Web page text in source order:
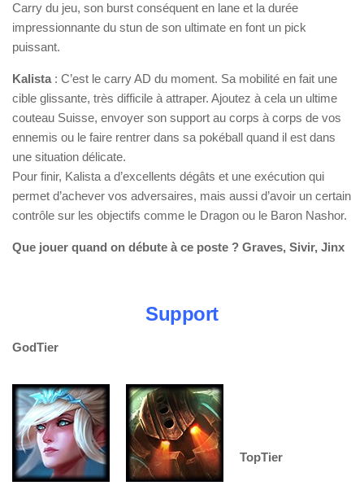
Carry du jeu, son burst conséquent en lane et la durée
impressionnante du stun de son ultimate en font un pick
puissant.
Kalista : C’est le carry AD du moment. Sa mobilité en fait une
cible glissante, très difficile à attraper. Ajoutez à cela un ultime
couteau Suisse, envoyer son support au corps à corps de vos
ennemis ou le faire rentrer dans sa pokéball quand il est dans
une situation délicate.
Pour finir, Kalista a d’excellents dégâts et une exécution qui
permet d’achever vos adversaires, mais aussi d’avoir un certain
contrôle sur les objectifs comme le Dragon ou le Baron Nashor.
Que jouer quand on débute à ce poste ? Graves, Sivir, Jinx
Support
GodTier
TopTier